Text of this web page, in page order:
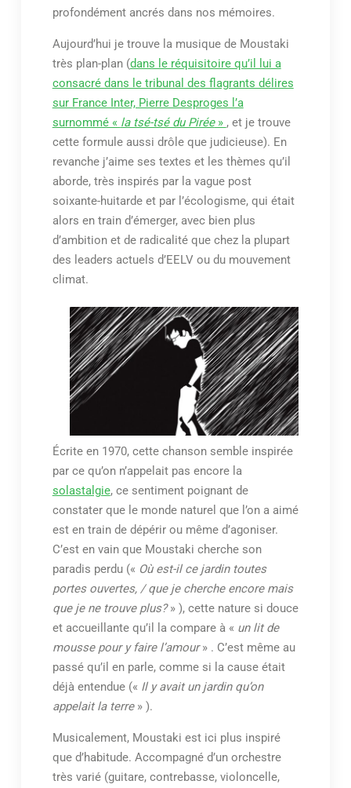
profondément ancrés dans nos mémoires.
Aujourd’hui je trouve la musique de Moustaki
très plan-plan (dans le réquisitoire qu’il lui a
consacré dans le tribunal des flagrants délires
sur France Inter, Pierre Desproges l’a
surnommé « la tsé-tsé du Pirée» , et je trouve
cette formule aussi drôle que judicieuse). En
revanche j’aime ses textes et les thèmes qu’il
aborde, très inspirés par la vague post
soixante-huitarde et par l’écologisme, qui était
alors en train d’émerger, avec bien plus
d’ambition et de radicalité que chez la plupart
des leaders actuels d’EELV ou du mouvement
climat.
Écrite en 1970, cette chanson semble inspirée
par ce qu’on n’appelait pas encore la
solastalgie, ce sentiment poignant de
constater que le monde naturel que l’on a aimé
est en train de dépérir ou même d’agoniser.
C’est en vain que Moustaki cherche son
paradis perdu (« Où est-il ce jardin toutes
portes ouvertes, / que je cherche encore mais
que je ne trouve plus?» ), cette nature si douce
et accueillante qu’il la compare à « un lit de
mousse pour y faire l’amour» . C’est même au
passé qu’il en parle, comme si la cause était
déjà entendue (« Il y avait un jardin qu’on
appelait la terre» ).
Musicalement, Moustaki est ici plus inspiré
que d’habitude. Accompagné d’un orchestre
très varié (guitare, contrebasse, violoncelle,